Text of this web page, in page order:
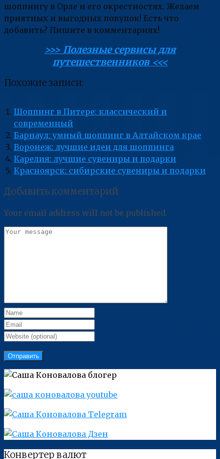
шоппингу в Орле и его окрестностях. Желаем
приятных и выгодных покупок! Есть что
добавить? Пишите в комментариях!
>>> Полезные сервисы для
путешественников <<<
Похожие записи:
Шоппинг в Питере: классический и
современный
Барнаул: умный шоппинг в Алтайском крае
Воронеж: лучшие идеи для шоппинга
Карелия: лучшие сувениры и подарки
Красноярск: сибирские сувениры и подарки
Добавить комментарий
Your email address will not be published.
Конвертер валют